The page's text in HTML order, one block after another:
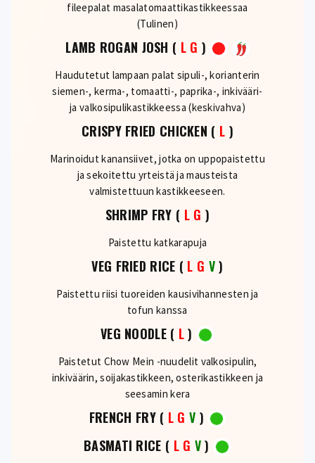
fileepalat masalatomaattikastikkeessaa
(Tulinen)
LAMB ROGAN JOSH ( L G )
Haudutetut lampaan palat sipuli-, korianterin
siemen-, kerma-, tomaatti-, paprika-, inkivääri-
ja valkosipulikastikkeessa (keskivahva)
CRISPY FRIED CHICKEN ( L )
Marinoidut kanansiivet, jotka on uppopaistettu
ja sekoitettu yrteistä ja mausteista
valmistettuun kastikkeeseen.
SHRIMP FRY ( L G )
Paistettu katkarapuja
VEG FRIED RICE ( L G V)
Paistettu riisi tuoreiden kausivihannesten ja
tofun kanssa
VEG NOODLE( L)
Paistetut Chow Mein -nuudelit valkosipulin,
inkiväärin, soijakastikkeen, osterikastikkeen ja
seesamin kera
FRENCH FRY( L G V )
BASMATI RICE ( L G V)